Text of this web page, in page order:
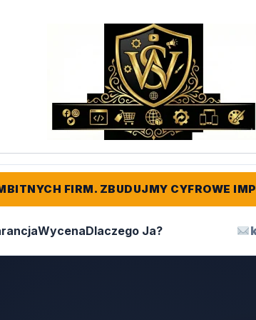
FIRM. ZBUDUJMY CYFROWE
WycenaDlaczego Ja?